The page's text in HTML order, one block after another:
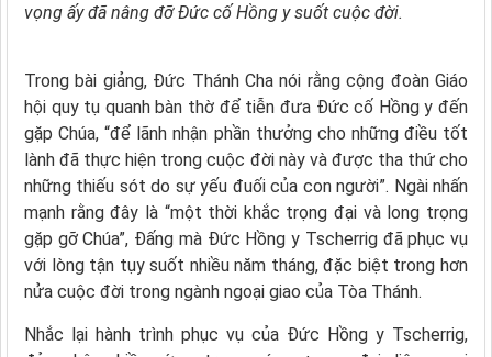
vọng ấy đã nâng đỡ Đức cố Hồng y suốt cuộc đời.
Trong bài giảng, Đức Thánh Cha nói rằng cộng đoàn Giáo
hội quy tụ quanh bàn thờ để tiễn đưa Đức cố Hồng y đến
gặp Chúa, “để lãnh nhận phần thưởng cho những điều tốt
lành đã thực hiện trong cuộc đời này và được tha thứ cho
những thiếu sót do sự yếu đuối của con người”. Ngài nhấn
mạnh rằng đây là “một thời khắc trọng đại và long trọng
gặp gỡ Chúa”, Đấng mà Đức Hồng y Tscherrig đã phục vụ
với lòng tận tụy suốt nhiều năm tháng, đặc biệt trong hơn
nửa cuộc đời trong ngành ngoại giao của Tòa Thánh.
Nhắc lại hành trình phục vụ của Đức Hồng y Tscherrig,